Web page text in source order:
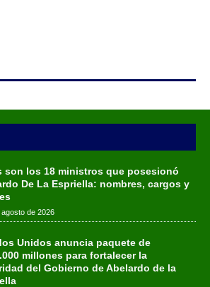
son los 18 ministros que posesionó
De La Espriella: nombres, cargos y
agosto de 2026
Unidos anuncia paquete de
millones para fortalecer la
del Gobierno de Abelardo de la